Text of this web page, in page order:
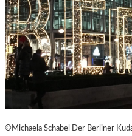
©Michaela Schabel Der Berliner